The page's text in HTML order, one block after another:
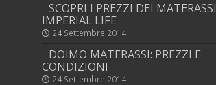
SCOPRI I PREZZI DEI MATERASSI
IMPERIAL LIFE
24 Settembre 2014
DOIMO MATERASSI: PREZZI E
CONDIZIONI
24 Settembre 2014